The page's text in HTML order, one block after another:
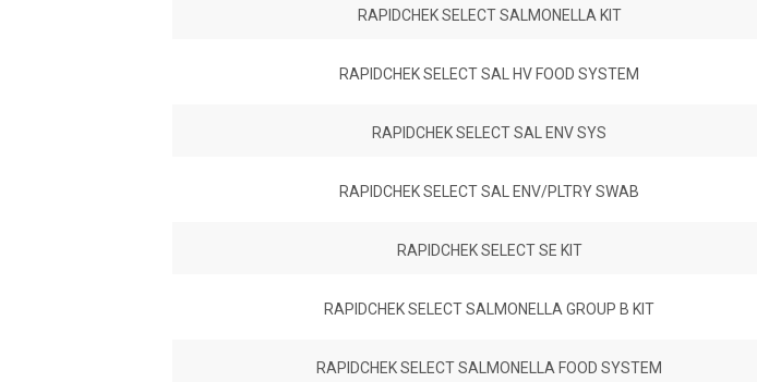
RAPIDCHEK SELECT SALMONELLA KIT
RAPIDCHEK SELECT SAL HV FOOD SYSTEM
RAPIDCHEK SELECT SAL ENV SYS
RAPIDCHEK SELECT SAL ENV/PLTRY SWAB
RAPIDCHEK SELECT SE KIT
RAPIDCHEK SELECT SALMONELLA GROUP B KIT
RAPIDCHEK SELECT SALMONELLA FOOD SYSTEM